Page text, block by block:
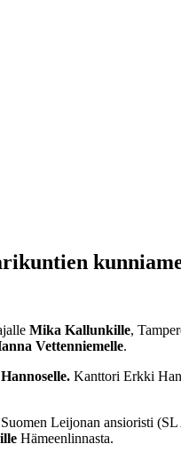
Mika Kallunkille,
Vettenniemelle.
Kanttori Erkki
Leijonan ansioristi
ille Hämeenlinnasta.